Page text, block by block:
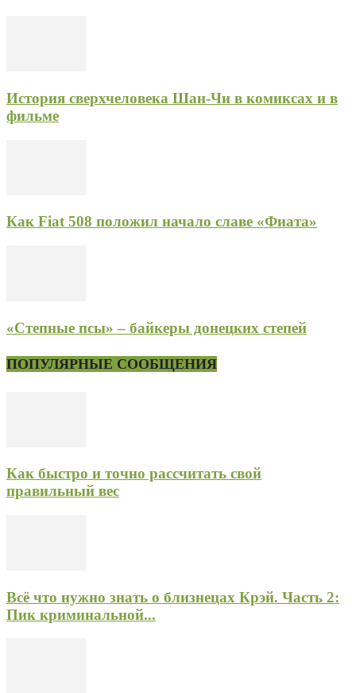
История сверхчеловека Шан-Чи в комиксах и в
фильме
Как Fiat 508 положил начало славе «Фиата»
«Степные псы» – байкеры донецких степей
ПОПУЛЯРНЫЕ СООБЩЕНИЯ
Как быстро и точно рассчитать свой
правильный вес
Всё что нужно знать о близнецах Крэй. Часть 2:
Пик криминальной...